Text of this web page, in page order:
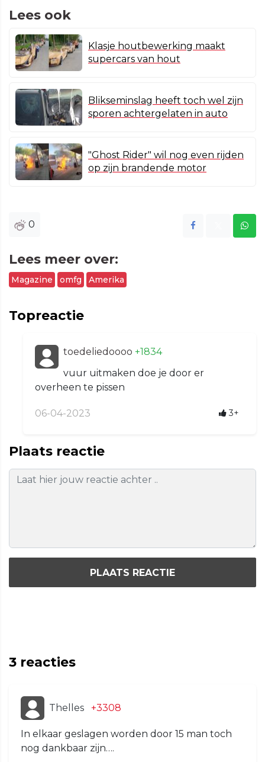
Lees ook
Klasje houtbewerking maakt
supercars van hout
Blikseminslag heeft toch wel zijn
sporen achtergelaten in auto
"Ghost Rider" wil nog even rijden
op zijn brandende motor
0
Lees meer over:
Magazine omfg Amerika
Topreactie
toedeliedoooo +1834
vuur uitmaken doe je door er
overheen te pissen
06-04-2023 3+
Plaats reactie
PLAATS REACTIE
3 reacties
Thelles +3308
In elkaar geslagen worden door 15 man toch
nog dankbaar zijn….